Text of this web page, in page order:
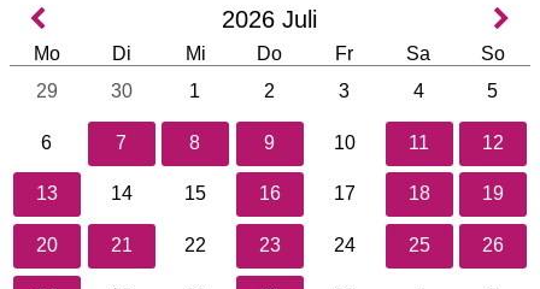
2026 Juli
Mo Di Mi Do Fr Sa
So
29
30 1 2 3 4 5
6 7 8 9 10 11 12
13 14 15 16 17 18 19
20 21 22 23 24 25 26